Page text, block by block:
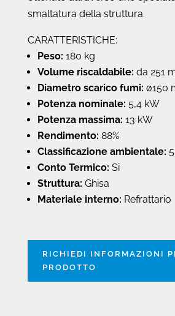
smaltatura della struttura.
CARATTERISTICHE:
Peso: 180 kg
Volume riscaldabile: da 251
Diametro scarico fumi: ø150
Potenza nominale: 5,4 kW
Potenza massima: 13 kW
Rendimento: 88%
Classificazione ambientale:
Conto Termico: Si
Struttura: Ghisa
Materiale interno: Refrattario
RICHIEDI INFORMAZIONI
PRODOTTO